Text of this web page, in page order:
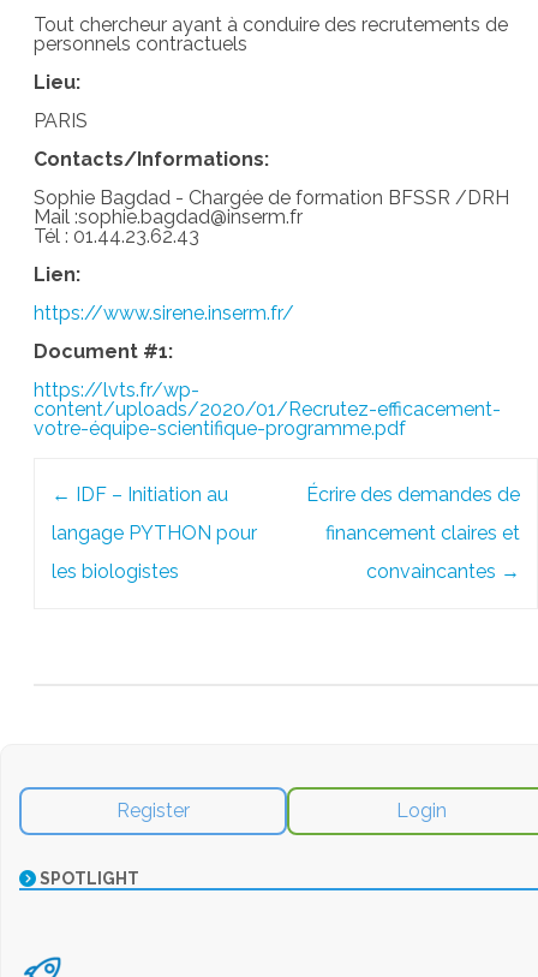
Tout chercheur ayant à conduire des recrutements de
personnels contractuels
Lieu:
PARIS
Contacts/Informations:
Sophie Bagdad - Chargée de formation BFSSR /DRH
Mail :sophie.bagdad@inserm.fr
Tél : 01.44.23.62.43
Lien:
https://www.sirene.inserm.fr/
Document #1:
https://lvts.fr/wp-
content/uploads/2020/01/Recrutez-efficacement-
votre-équipe-scientifique-programme.pdf
←
IDF – Initiation au
langage PYTHON pour
les biologistes
Écrire des demandes de
financement claires et
convaincantes →
Register Login
SPOTLIGHT